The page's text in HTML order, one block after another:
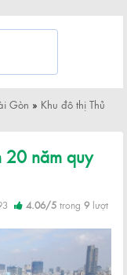
Gòn » Khu đô thị Thủ
20 năm quy
4.06/5 trong 9lượt